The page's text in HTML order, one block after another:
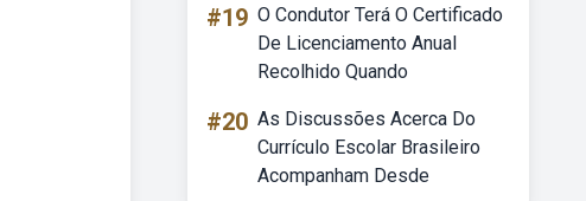
#19 O Condutor Terá O Certificado
De Licenciamento Anual
Recolhido Quando
#20 As Discussões Acerca Do
Currículo Escolar Brasileiro
Acompanham Desde